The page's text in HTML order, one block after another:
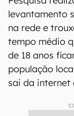
levantamento
na rede e
tempo médio
de 18 anos
população
sai da internet